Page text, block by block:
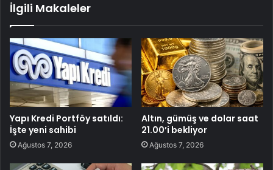
İlgili Makaleler
Yapı Kredi Portföy satıldı:
İşte yeni sahibi
Ağustos 7, 2026
Altın, gümüş ve dolar saat
21.00’i bekliyor
Ağustos 7, 2026